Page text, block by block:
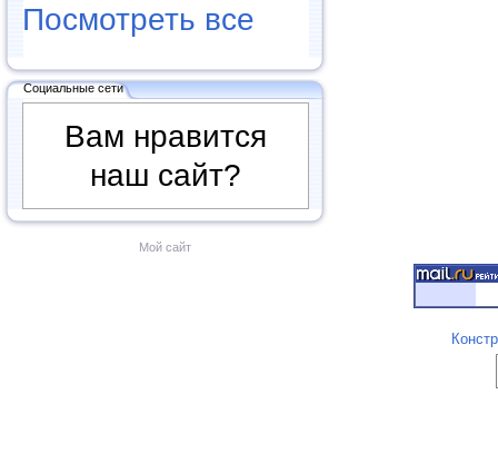
Посмотреть все
Социальные сети
Вам нравится
наш сайт?
Мой сайт